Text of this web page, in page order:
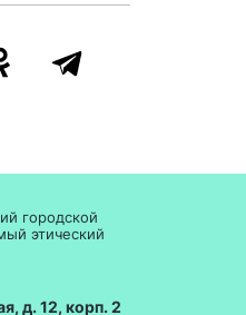
городской
этический
д. 12, корп. 2